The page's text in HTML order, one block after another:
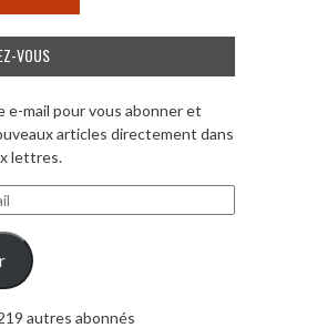
VOUS
e-mail pour vous abonner et
articles directement dans
lettres.
autres abonnés